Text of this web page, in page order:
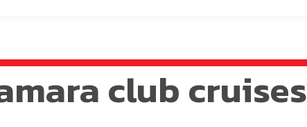
club cruises